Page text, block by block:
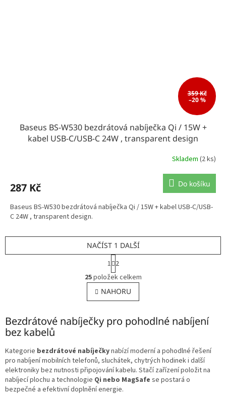
359 Kč
–20 %
Baseus BS-W530 bezdrátová nabíječka Qi / 15W +
kabel USB-C/USB-C 24W , transparent design
Skladem (2 ks)
287 Kč Do košíku
Baseus BS-W530 bezdrátová nabíječka Qi / 15W + kabel USB-C/USB-
C 24W , transparent design.
O
v
l
á
a
p
r
v
k
y
NAČÍST 1 DALŠÍ
S
t
r
á
n
k
v
á
1 2
25položek celkem
NAHORU
Bezdrátové nabíječky pro pohodlné nabíjení
bez kabelů
Kategorie bezdrátové nabíječkynabízí moderní a pohodlné řešení
pro nabíjení mobilních telefonů, sluchátek, chytrých hodinek i další
elektroniky bez nutnosti připojování kabelu. Stačí zařízení položit na
nabíjecí plochu a technologie Qi nebo MagSafe se postará o
bezpečné a efektivní doplnění energie.